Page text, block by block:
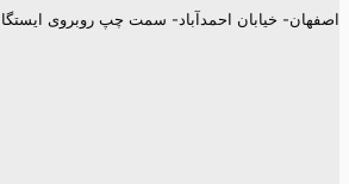
اصفهان- خیابان احمدآباد- سمت چپ روبروی